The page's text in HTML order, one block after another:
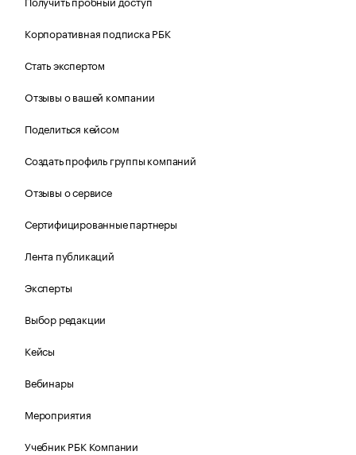
Корпоративная подписка РБК
Стать экспертом
Отзывы о вашей компании
Поделиться кейсом
Создать профиль группы компаний
Отзывы о сервисе
Сертифицированные партнеры
Лента публикаций
Эксперты
Выбор редакции
Кейсы
Вебинары
Мероприятия
Учебник РБК Компании